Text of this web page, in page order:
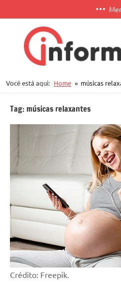
para
conteúdo
APP
Você está aqui: Home músicas
Tag: músicas relaxantes
Crédito: Freepik.